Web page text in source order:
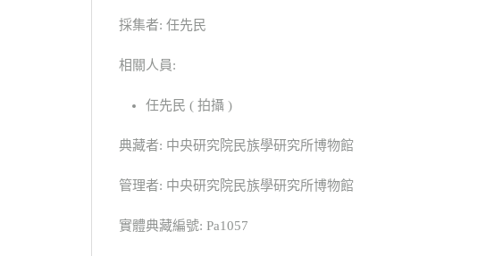
採集者: 任先民
相關人員:
任先民 ( 拍攝 )
典藏者: 中央研究院民族學研究所博物館
管理者: 中央研究院民族學研究所博物館
實體典藏編號: Pa1057